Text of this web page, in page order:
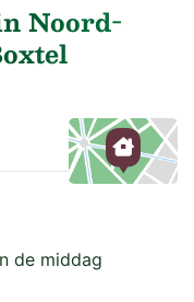
Noord-
de middag